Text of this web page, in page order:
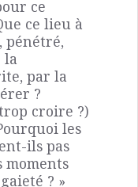
ce
ce lieu à
pénétré,
la
par la
?
croire ?)
les
ils pas
? »